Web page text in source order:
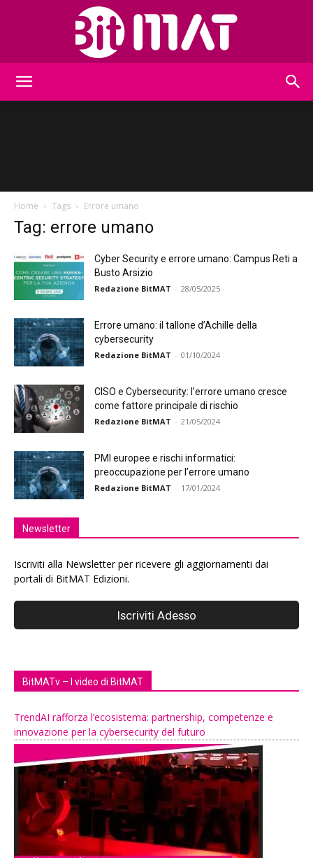
Home Tags Errore umano
Tag: errore umano
Cyber Security e errore umano: Campus Reti a
Busto Arsizio
Redazione BitMAT - 28/05/2025
Errore umano: il tallone d’Achille della
cybersecurity
Redazione BitMAT - 01/10/2024
CISO e Cybersecurity: l’errore umano cresce
come fattore principale di rischio
Redazione BitMAT - 21/05/2024
PMI europee e rischi informatici:
preoccupazione per l’errore umano
Redazione BitMAT - 17/01/2024
Newsletter
Iscriviti alla Newsletter per ricevere gli aggiornamenti dai
portali di BitMAT Edizioni.
BitMATv – I video di BitMAT
TrendAI rafforza l’ecosistema: partnership, competenze e
innovazione per la cybersecurity del futuro